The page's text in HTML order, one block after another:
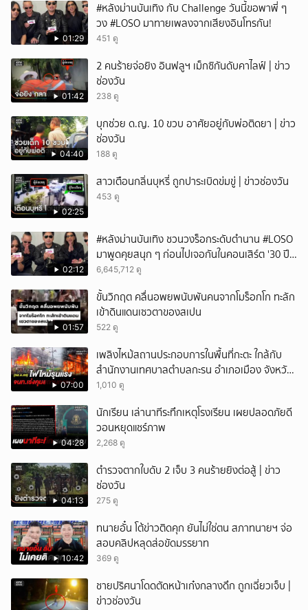
01:29
#หลังม่านบันเทิง กับ Challenge วันนี้ขอพาพี่ ๆ
วง #LOSO มาทายเพลงจากเสียงอินโทรกัน!
451 ดู
01:42
2 คนร้ายจ่อยิง อินฟลูฯ เม็กซิกันดับคาไลฟ์ | ข่าว
ช่องวัน
238 ดู
04:40
บุกช่วย ด.ญ. 10 ขวบ อาศัยอยู่กับพ่อติดยา | ข่าว
ช่องวัน
188 ดู
02:25
สาวเตือนกลิ่นบุหรี่ ถูกปาระเบิดข่มขู่ | ข่าวช่องวัน
453 ดู
02:12
#หลังม่านบันเทิง ชวนวงร็อกระดับตำนาน #LOSO
มาพูดคุยสนุก ๆ ก่อนไปเจอกันในคอนเสิร์ต '30 ปี
LOSO นานเท่าไรก็รอ'
6,645,712 ดู
01:57
ขั้นวิกฤต คลื่นอพยพนับพันคนจากโมร็อกโก ทะลัก
เข้าดินแดนเซวตาของสเปน
522 ดู
07:00
เพลิงไหม้สถานประกอบการในพื้นที่กะตะ ใกล้กับ
สำนักงานเทศบาลตำบลกะรน อำเภอเมือง จังหวัด
ภูเก็ต
1,010 ดู
04:28
นักเรียน เล่านาทีระทึกเหตุโรงเรียน เผยปลอดภัยดี
วอนหยุดแชร์ภาพ
2,268 ดู
04:13
ตำรวจตากใบดับ 2 เจ็บ 3 คนร้ายยิงต่อสู้ | ข่าว
ช่องวัน
275 ดู
10:42
ทนายอั๋น โต้ข่าวติดคุก ยันไม่ใช่ตน สภาทนายฯ จ่อ
สอบคลิปหลุดส่อขัดมรรยาท
369 ดู
ชายปริศนาโดดตัดหน้าเก๋งกลางดึก ถูกเฉี่ยวเจ็บ |
ข่าวช่องวัน